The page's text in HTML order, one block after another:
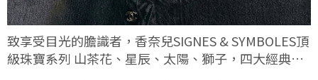
致享受目光的膽識者，香奈兒SIGNES & SYMBOLES頂
級珠寶系列 山茶花、星辰、太陽、獅子，四大經典符